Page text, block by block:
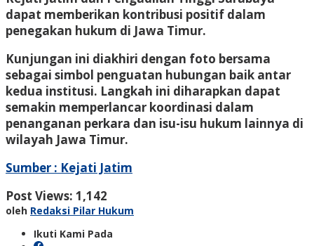
dapat memberikan kontribusi positif dalam
penegakan hukum di Jawa Timur.
Kunjungan ini diakhiri dengan foto bersama
sebagai simbol penguatan hubungan baik antar
kedua institusi. Langkah ini diharapkan dapat
semakin memperlancar koordinasi dalam
penanganan perkara dan isu-isu hukum lainnya di
wilayah Jawa Timur.
Sumber : Kejati Jatim
Post Views: 1,142
oleh Redaksi Pilar Hukum
Ikuti Kami Pada